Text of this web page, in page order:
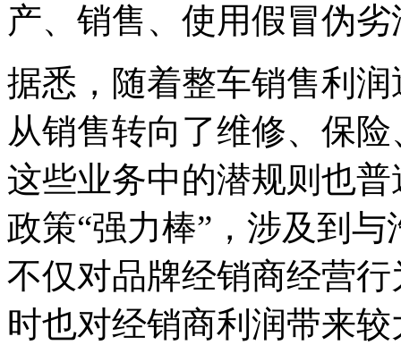
产、销售、使用假冒伪
据悉，随着整车销售利
从销售转向了维修、保
这些业务中的潜规则也
政策“强力棒”，涉及到
不仅对品牌经销商经营
时也对经销商利润带来